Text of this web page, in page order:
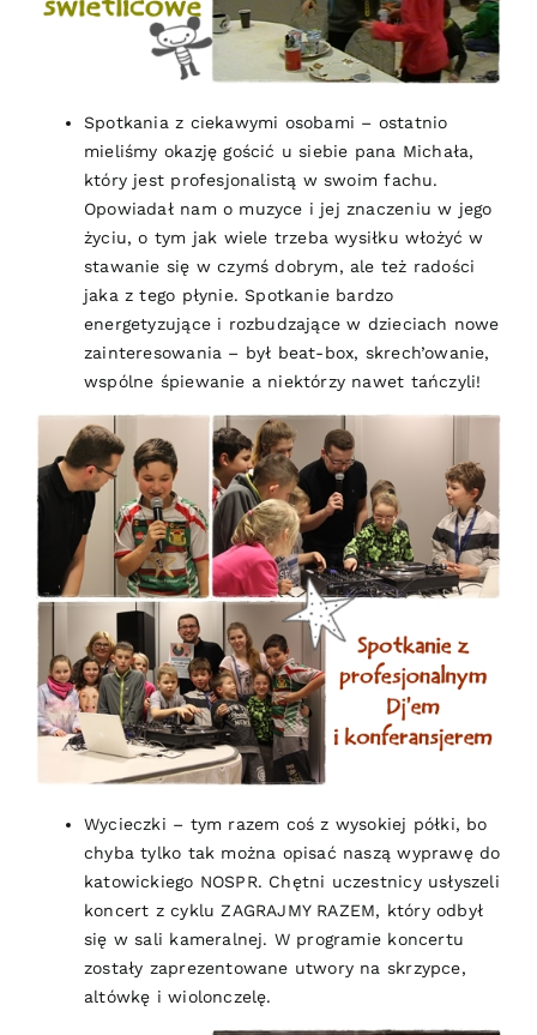
Spotkania z ciekawymi osobami – ostatnio
mieliśmy okazję gościć u siebie pana Michała,
który jest profesjonalistą w swoim fachu.
Opowiadał nam o muzyce i jej znaczeniu w jego
życiu, o tym jak wiele trzeba wysiłku włożyć w
stawanie się w czymś dobrym, ale też radości
jaka z tego płynie. Spotkanie bardzo
energetyzujące i rozbudzające w dzieciach nowe
zainteresowania – był beat-box, skrech’owanie,
wspólne śpiewanie a niektórzy nawet tańczyli!
Wycieczki – tym razem coś z wysokiej półki, bo
chyba tylko tak można opisać naszą wyprawę do
katowickiego NOSPR. Chętni uczestnicy usłyszeli
koncert z cyklu ZAGRAJMY RAZEM, który odbył
się w sali kameralnej. W programie koncertu
zostały zaprezentowane utwory na skrzypce,
altówkę i wiolonczelę.